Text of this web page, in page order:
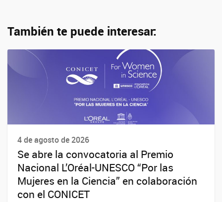
También te puede interesar:
4 de agosto de 2026
Se abre la convocatoria al Premio
Nacional L’Oréal-UNESCO “Por las
Mujeres en la Ciencia” en colaboración
con el CONICET